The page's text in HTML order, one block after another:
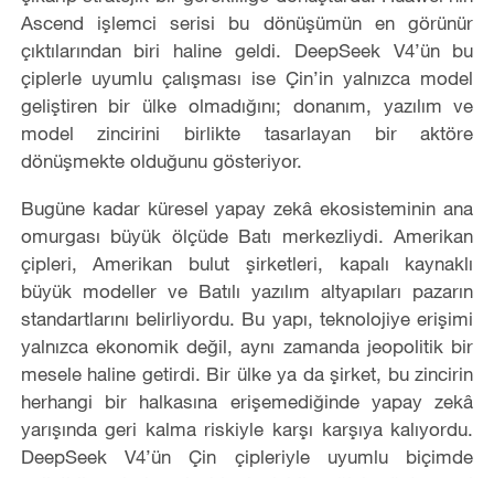
Ascend işlemci serisi bu dönüşümün en görünür
çıktılarından biri haline geldi. DeepSeek V4’ün bu
çiplerle uyumlu çalışması ise Çin’in yalnızca model
geliştiren bir ülke olmadığını; donanım, yazılım ve
model zincirini birlikte tasarlayan bir aktöre
dönüşmekte olduğunu gösteriyor.
Bugüne kadar küresel yapay zekâ ekosisteminin ana
omurgası büyük ölçüde Batı merkezliydi. Amerikan
çipleri, Amerikan bulut şirketleri, kapalı kaynaklı
büyük modeller ve Batılı yazılım altyapıları pazarın
standartlarını belirliyordu. Bu yapı, teknolojiye erişimi
yalnızca ekonomik değil, aynı zamanda jeopolitik bir
mesele haline getirdi. Bir ülke ya da şirket, bu zincirin
herhangi bir halkasına erişemediğinde yapay zekâ
yarışında geri kalma riskiyle karşı karşıya kalıyordu.
DeepSeek V4’ün Çin çipleriyle uyumlu biçimde